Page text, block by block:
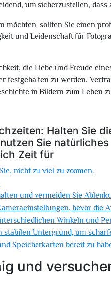
um sicherzustellen,
möchten, sollten Sie einen
und Leidenschaft für
die Liebe und Freude
festgehalten zu werden.
in Bildern zum Leben
Halten Sie
Sie
Zeit für
nicht zu viel zu zoomen.
und vermeiden Sie
bevor die
Winkeln und
stabilen Untergrund, um
Speicherkarten bereit zu
und